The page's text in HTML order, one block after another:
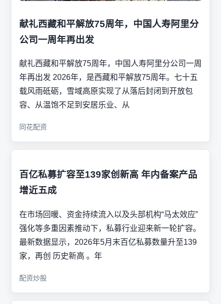
献礼西藏和平解放75周年，中国人寿阿里分
公司一周年再出发
献礼西藏和平解放75周年，中国人寿阿里分公司一周
年再出发 2026年，是西藏和平解放75周年。七十五
载风雨砥砺，雪域高原实现了从落后封闭到开放包
容、从温饱不足到安居乐业、从
同花配资
百亿私募扩容至139家创新高 年内备案产品
增近五成
在市场回暖、资金持续流入以及头部机构“马太效应”
强化等多重因素推动下，私募行业迎来新一轮扩容。
最新数据显示，2026年5月末百亿私募数量升至139
家，再创 历史新高 。年
配资炒股